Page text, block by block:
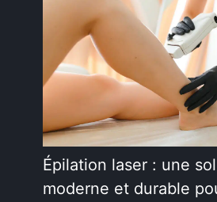
Épilation laser : une
moderne et durable